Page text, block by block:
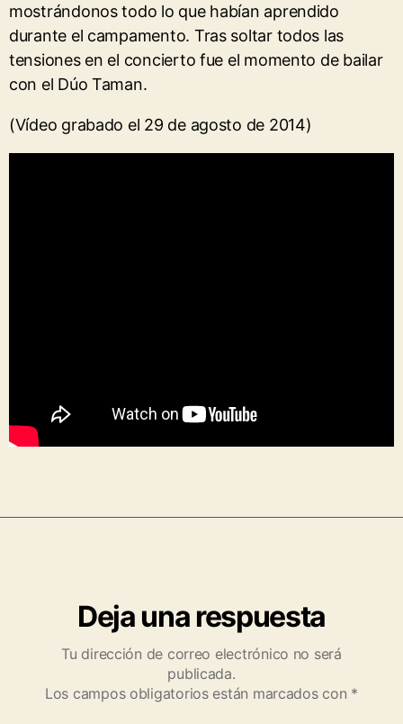
mostrándonos todo lo que habían aprendido
durante el campamento. Tras soltar todos las
tensiones en el concierto fue el momento de bailar
con el Dúo Taman.
(Vídeo grabado el 29 de agosto de 2014)
Deja una respuesta
Tu dirección de correo electrónico no será
publicada.
Los campos obligatorios están marcados con *